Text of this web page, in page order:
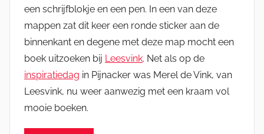
een schrijfblokje en een pen. In een van deze
mappen zat dit keer een ronde sticker aan de
binnenkant en degene met deze map mocht een
boek uitzoeken bij Leesvink. Net als op de
inspiratiedag in Pijnacker was Merel de Vink, van
Leesvink, nu weer aanwezig met een kraam vol
mooie boeken.